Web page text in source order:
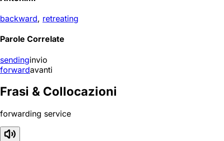
backward, retreating
Parole Correlate
sendinginvio
forwardavanti
Frasi & Collocazioni
forwarding service